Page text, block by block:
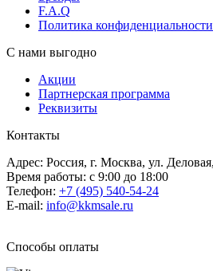
F.A.Q
Политика конфиденциальности
С нами выгодно
Акции
Партнерская программа
Реквизиты
Контакты
Адрес: Россия, г. Москва, ул.
Время работы: с 9:00 до 18:00
Телефон: +7 (495) 540-54-24
E-mail: info@kkmsale.ru
Способы оплаты